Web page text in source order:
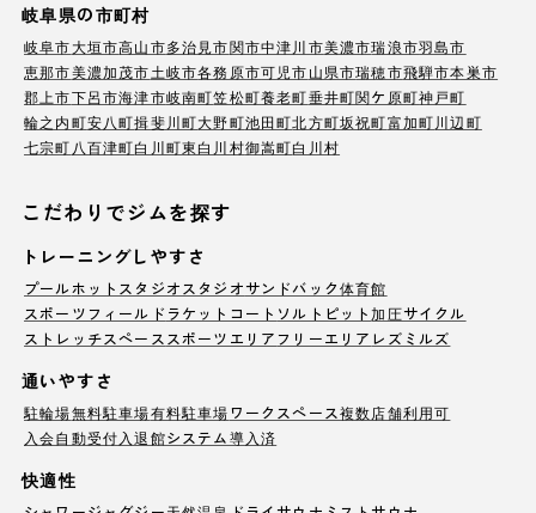
岐阜県の市町村
岐阜市大垣市高山市多治見市関市中津川市美濃市瑞浪市羽島市
恵那市美濃加茂市土岐市各務原市可児市山県市瑞穂市飛騨市本巣市
郡上市下呂市海津市岐南町笠松町養老町垂井町関ケ原町神戸町
輪之内町安八町揖斐川町大野町池田町北方町坂祝町富加町川辺町
七宗町 八百津町白川町東白川村御嵩町白川村
こだわりでジムを探す
トレーニングしやすさ
プールホットスタジオ スタジオサンドバック体育館
スポーツフィールド ラケットコート ソルトピット加圧サイクル
ストレッチスペース スポーツエリア フリーエリア レズミルズ
通いやすさ
駐輪場無料駐車場有料駐車場ワークスペース複数店舗利用可
入会自動受付 入退館システム導入済
快適性